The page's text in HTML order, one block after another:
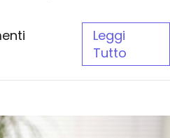
Leggi
Tutto